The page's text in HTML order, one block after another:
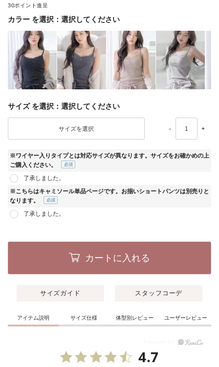
30
カラー 選択してください
サイズ 選択してください
- +
※ワイヤー入りタイプとは対応サイズが異なります。サイズをお確かめの上
ご購入ください。
了承しました。
※こちらはキャミソール単品ページです。お揃いショートパンツは別売りと
なります。
須)
了承しました。
カートに入れる
サイズガイド スタッフコーデ
アイテム説明 サイズ仕様 体型別レビュー ユーザーレビュー
4.7